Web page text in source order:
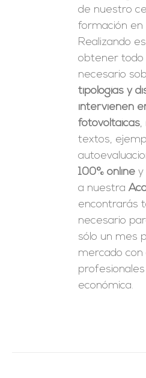
de nuestro
formación en
Realizando
obtener todo
necesario
tipologías y
intervienen
fotovoltaicas,
textos,
100% online y
a nuestra
encontrarás
necesario
sólo un mes
mercado
económica.